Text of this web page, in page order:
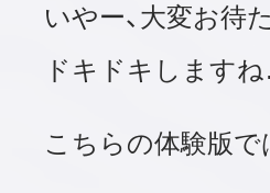
いやー、大変お
ドキドキします
こちらの体験版